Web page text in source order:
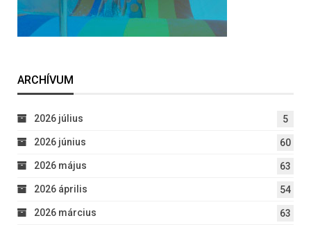
ARCHÍVUM
2026 július 5
2026 június 60
2026 május 63
2026 április 54
2026 március 63